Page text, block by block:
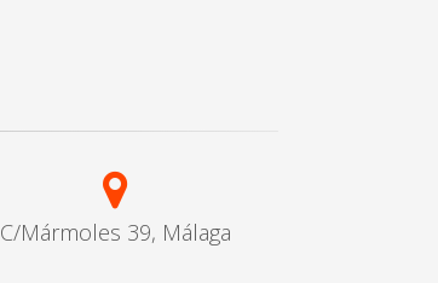
C/Mármoles 39, Málaga